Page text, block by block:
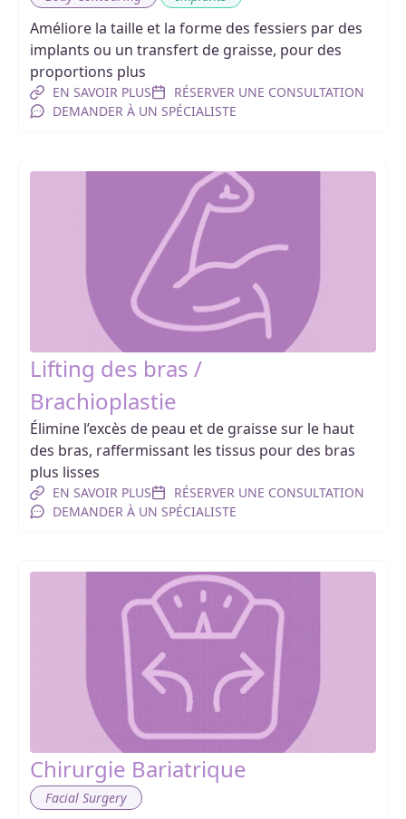
Améliore la taille et la forme des fessiers par des
implants ou un transfert de graisse, pour des
proportions plus
EN SAVOIR PLUS
RÉSERVER UNE CONSULTATION
DEMANDER À UN SPÉCIALISTE
Lifting des bras /
Brachioplastie
Élimine l’excès de peau et de graisse sur le haut
des bras, raffermissant les tissus pour des bras
plus lisses
EN SAVOIR PLUS
RÉSERVER UNE CONSULTATION
DEMANDER À UN SPÉCIALISTE
Chirurgie Bariatrique
Facial Surgery